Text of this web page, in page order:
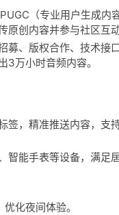
（专业用户生成内
创内容并参与社区互动
募、版权合作、技术接
3万小时音频内容。
签，精准推送内容，支
智能手表等设备，满足
化夜间体验。